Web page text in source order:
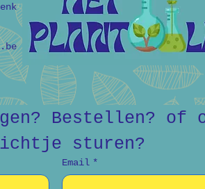
Bestellen? of
sturen?
Email *